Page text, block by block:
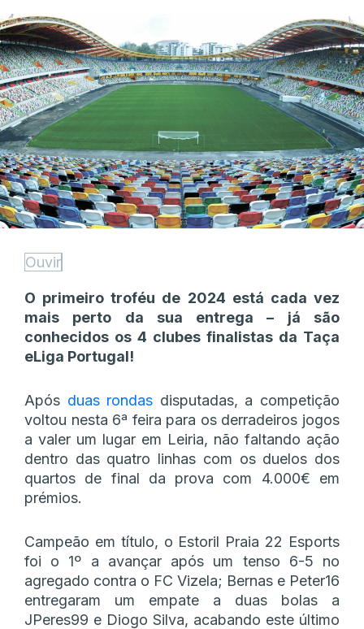
Ouvir
O primeiro troféu de 2024 está cada vez
mais perto da sua entrega – já são
conhecidos os 4 clubes finalistas da Taça
eLiga Portugal!
Após duas rondas disputadas, a competição
voltou nesta 6ª feira para os derradeiros jogos
a valer um lugar em Leiria, não faltando ação
dentro das quatro linhas com os duelos dos
quartos de final da prova com 4.000€ em
prémios.
Campeão em título, o Estoril Praia 22 Esports
foi o 1º a avançar após um tenso 6-5 no
agregado contra o FC Vizela; Bernas e Peter16
entregaram um empate a duas bolas a
JPeres99 e Diogo Silva, acabando este último